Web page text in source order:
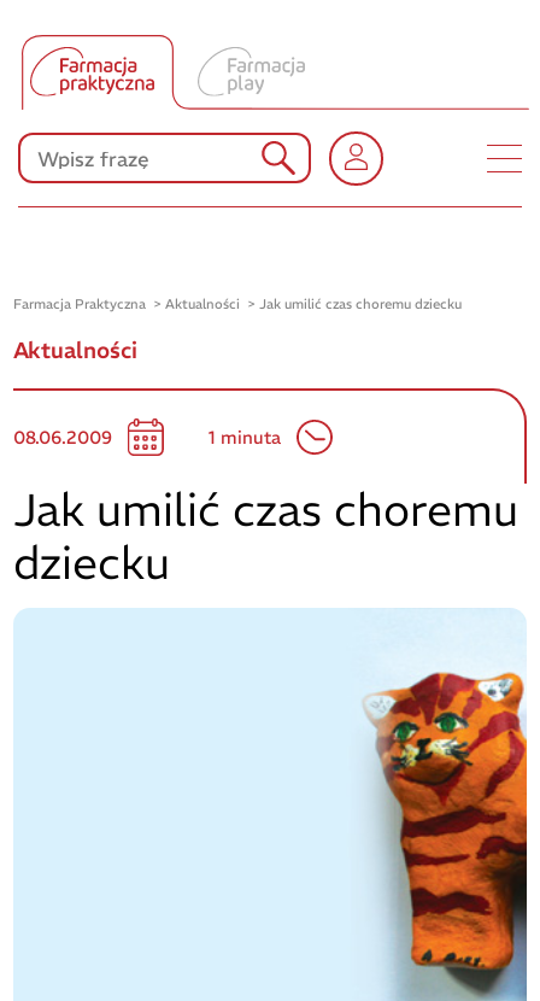
Produkty Polpharmy
KONKURSY
Farmacja Praktyczna Aktualności Jak umilić czas choremu dziecku
Aktualności
08.06.2009 1 minuta
Jak umilić czas choremu
dziecku